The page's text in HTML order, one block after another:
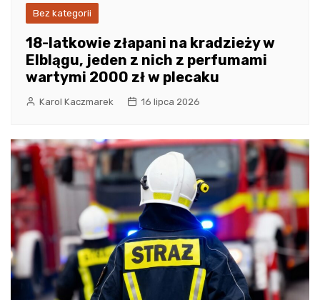
Bez kategorii
18-latkowie złapani na kradzieży w
Elblągu, jeden z nich z perfumami
wartymi 2000 zł w plecaku
Karol Kaczmarek 16 lipca 2026